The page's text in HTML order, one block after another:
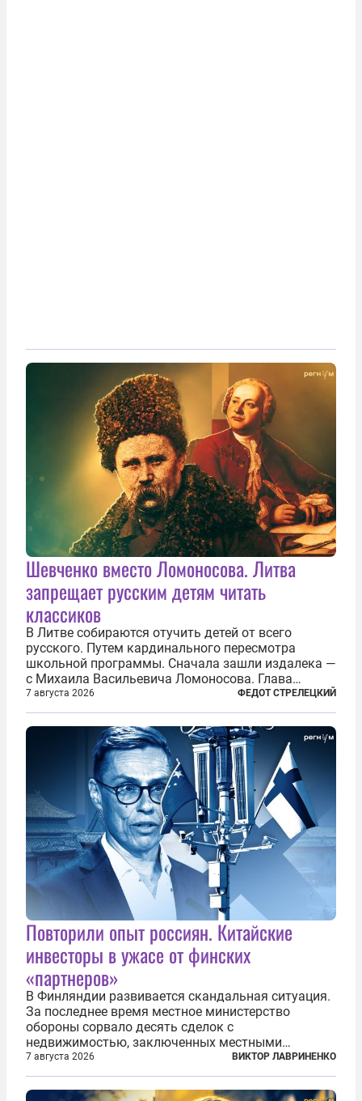
Шевченко вместо Ломоносова. Литва
запрещает русским детям читать
классиков
В Литве собираются отучить детей от всего
русского. Путем кардинального пересмотра
школьной программы. Сначала зашли издалека —
с Михаила Васильевича Ломоносова. Глава
правительства Литвы Миндаугас Синкявичюс
предложил исключить его тексты из программ
общего образования. Мотивировал он это тем,
7 августа 2026 ФЕДОТ СТРЕЛЕЦКИЙ
Повторили опыт россиян. Китайские
инвесторы в ужасе от финских
«партнеров»
В Финляндии развивается скандальная ситуация.
За последнее время местное министерство
обороны сорвало десять сделок с
недвижимостью, заключенных местными
фирмами с китайским капиталом. Чиновники
заявили, что они могли заключаться с целью
создания в Финляндии шпионской сети, чтобы
7 августа 2026 ВИКТОР ЛАВРИНЕНКО